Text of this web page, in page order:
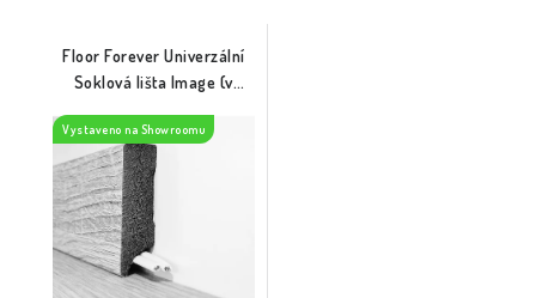
Floor Forever Univerzální
Soklová lišta Image (v
Vystaveno na Showroomu